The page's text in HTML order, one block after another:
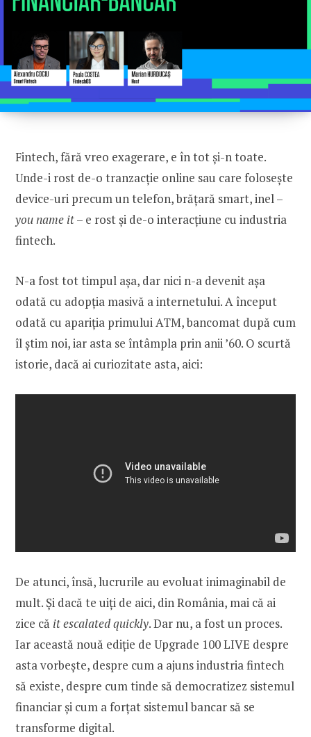
Networking App
Concept & Story
Become a Partner
Licensing U100
Contact Us
BUY TICKETS
Fintech, fără vreo exagerare, e în tot și-n toate.
Unde-i rost de-o tranzacție online sau care folosește
device-uri precum un telefon, brățară smart, inel –
you name it– e rost și de-o interacțiune cu industria
fintech.
N-a fost tot timpul așa, dar nici n-a devenit așa
odată cu adopția masivă a internetului. A început
odată cu apariția primului ATM, bancomat după cum
îl știm noi, iar asta se întâmpla prin anii ’60. O scurtă
istorie, dacă ai curiozitate asta, aici:
De atunci, însă, lucrurile au evoluat inimaginabil de
mult. Și dacă te uiți de aici, din România, mai că ai
zice că it escalated quickly. Dar nu, a fost un proces.
Iar această nouă ediție de Upgrade 100 LIVE despre
asta vorbește, despre cum a ajuns industria fintech
să existe, despre cum tinde să democratizez sistemul
financiar și cum a forțat sistemul bancar să se
transforme digital.